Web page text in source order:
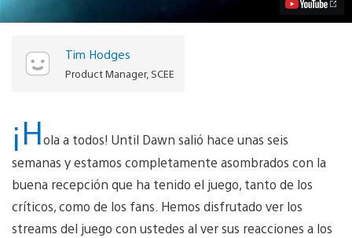
interactiva
Tim Hodges
Product Manager, SCEE
¡Hola a todos! Until Dawn salió hace unas seis
semanas y estamos completamente asombrados con la
buena recepción que ha tenido el juego, tanto de los
críticos, como de los fans. Hemos disfrutado ver los
streams del juego con ustedes al ver sus reacciones a los